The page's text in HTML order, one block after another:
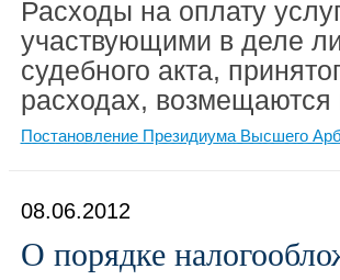
Расходы на оплату
участвующими в деле
судебного акта,
расходах,
Постановление Президиума Высшего
08.06.2012
О порядке